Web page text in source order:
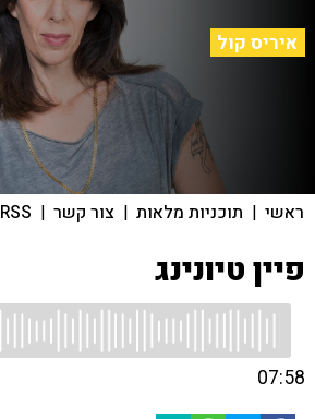
איריס קול
ראשי | תוכניות מלאות | צור קשר |
RSS
פיין טיונינג
07:58